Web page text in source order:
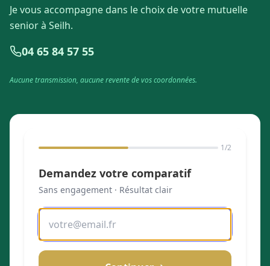
Je vous accompagne dans le choix de votre mutuelle
senior à Seilh.
04 65 84 57 55
Aucune transmission, aucune revente de vos coordonnées.
1/2
Demandez votre comparatif
Sans engagement · Résultat clair